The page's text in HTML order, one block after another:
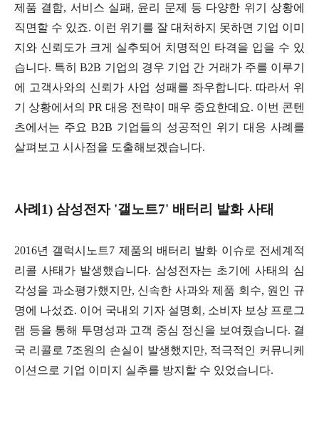
제품 결함, 서비스 실패, 윤리 문제 등 다양한 위기 상황에
직면할 수 있죠. 이런 위기를 잘 대처하지 못하면 기업 이미
지와 신뢰도가 크게 실추되어 치명적인 타격을 입을 수 있
습니다. 특히 B2B 기업의 경우 기업 간 거래가 주를 이루기
에 고객사와의 신뢰가 사업 성패를 좌우합니다. 따라서 위
기 상황에서의 PR 대응 전략이 매우 중요한데요. 이번 콘텐
츠에서는 주요 B2B 기업들의 성공적인 위기 대응 사례를
살펴보고 시사점을 도출해보겠습니다.
사례1) 삼성전자 '갤노트7' 배터리 발화 사태
2016년 갤럭시노트7 제품의 배터리 발화 이슈로 전세계적
리콜 사태가 발생했습니다. 삼성전자는 초기에 사태의 심
각성을 과소평가했지만, 신속한 사과와 제품 회수, 원인 규
명에 나섰죠. 이어 국내외 기자 설명회, 소비자 보상 프로그
램 등을 통해 투명성과 고객 중심 정신을 보여줬습니다. 결
국 리콜로 7조원의 손실이 발생했지만, 적극적인 커뮤니케
이션으로 기업 이미지 실추를 방지할 수 있었습니다.